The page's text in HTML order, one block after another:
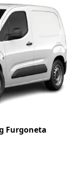
Furgoneta